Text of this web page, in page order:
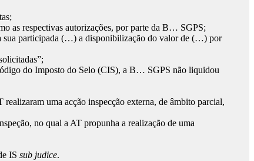
as respectivas autorizações, por parte da B… SGPS;
sua participada (…) a disponibilização do valor de (…) por
do Imposto do Selo (CIS), a B… SGPS não liquidou
uma acção inspecção externa, de âmbito parcial,
no qual a AT propunha a realização de uma
IS sub judice.